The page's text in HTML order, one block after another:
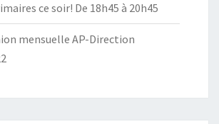
ce soir! De 18h45 à 20h45
mensuelle AP-Direction